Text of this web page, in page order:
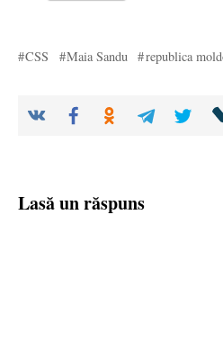
CSS Maia Sandu republica
Lasă un răspuns